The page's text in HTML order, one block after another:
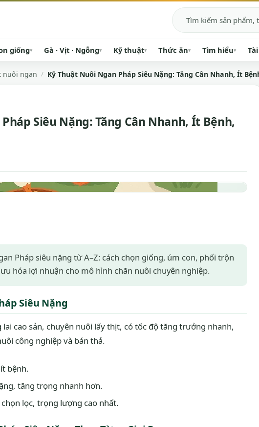
Tìm kiếm
giống▾ Gà · Vịt · Ngỗng▾ Kỹ thuật▾ Thức ăn▾ Tìm hiểu▾
nuôi ngan Kỹ Thuật Nuôi Ngan Pháp Siêu Nặng: Tăng Cân Nhanh, Ít
Siêu Nặng: Tăng Cân Nhanh, Ít Bệnh,
Pháp siêu nặng từ A–Z: cách chọn giống, úm con, phối trộn
hóa lợi nhuận cho mô hình chăn nuôi chuyên nghiệp.
Siêu Nặng
lai cao sản, chuyên nuôi lấy thịt, có tốc độ tăng trưởng nhanh,
công nghiệp và bán thả.
bệnh.
tăng trọng nhanh hơn.
chọn lọc, trọng lượng cao nhất.